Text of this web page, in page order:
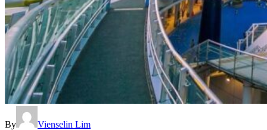
By
Vienselin Lim